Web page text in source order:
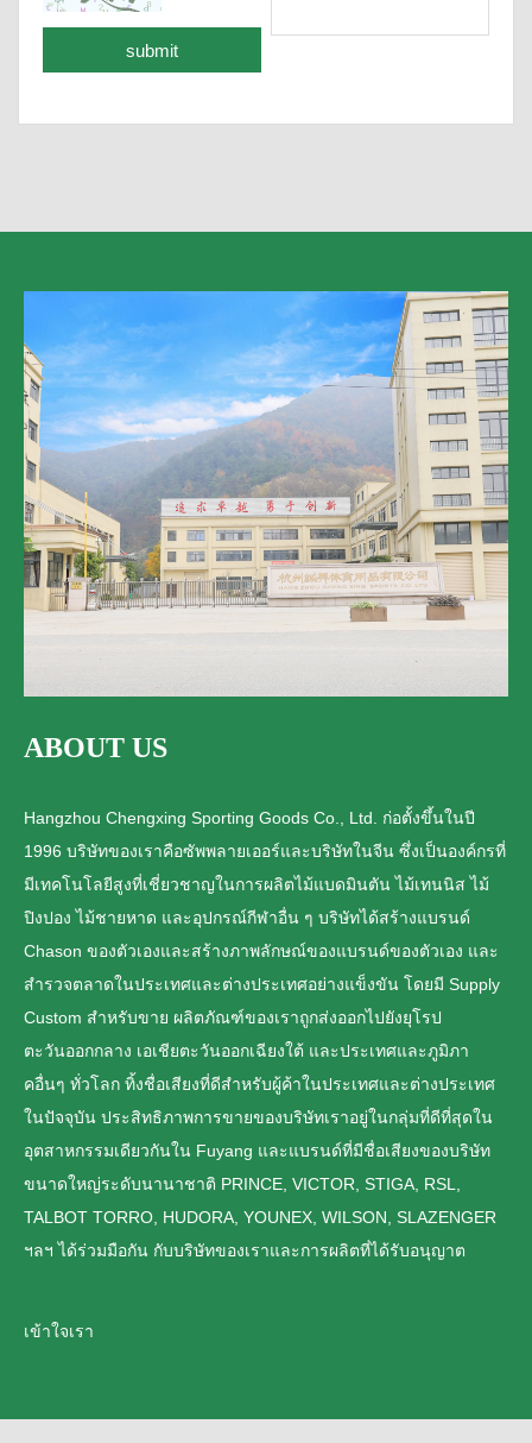
ABOUT US
Hangzhou Chengxing Sporting Goods Co., Ltd. ก่อตั้งขึ้นในปี
1996 บริษัทของเราคือซัพพลายเออร์และบริษัทในจีน ซึ่งเป็นองค์กรที่
มีเทคโนโลยีสูงที่เชี่ยวชาญในการผลิตไม้แบดมินตัน ไม้เทนนิส ไม้
ปิงปอง ไม้ชายหาด และอุปกรณ์กีฬาอื่น ๆ บริษัทได้สร้างแบรนด์
Chason ของตัวเองและสร้างภาพลักษณ์ของแบรนด์ของตัวเอง และ
สำรวจตลาดในประเทศและต่างประเทศอย่างแข็งขัน โดยมี Supply
Custom สำหรับขาย ผลิตภัณฑ์ของเราถูกส่งออกไปยังยุโรป
ตะวันออกกลาง เอเชียตะวันออกเฉียงใต้ และประเทศและภูมิภา
คอื่นๆ ทั่วโลก ทิ้งชื่อเสียงที่ดีสำหรับผู้ค้าในประเทศและต่างประเทศ
ในปัจจุบัน ประสิทธิภาพการขายของบริษัทเราอยู่ในกลุ่มที่ดีที่สุดใน
อุตสาหกรรมเดียวกันใน Fuyang และแบรนด์ที่มีชื่อเสียงของบริษัท
ขนาดใหญ่ระดับนานาชาติ PRINCE, VICTOR, STIGA, RSL,
TALBOT TORRO, HUDORA, YOUNEX, WILSON, SLAZENGER
ฯลฯ ได้ร่วมมือกัน กับบริษัทของเราและการผลิตที่ได้รับอนุญาต
เข้าใจเรา